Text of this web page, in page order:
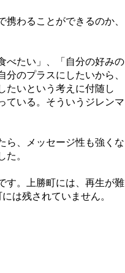
わることができるのか、
べたい」、「自分の好みの
のプラスにしたいから、
たいという考えに付随し
ている。そういうジレンマ
ら、メッセージ性も強くな
た。
す。上勝町には、再生が難
は残されていません。